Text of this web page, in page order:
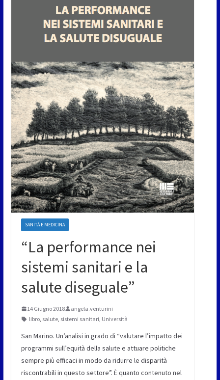
SANITÀ E MEDICINA
“La performance nei
sistemi sanitari e la
salute diseguale”
14 Giugno 2018
angela.venturini
libro, salute, sistemi sanitari, Università
San Marino. Un’analisi in grado di “valutare l’impatto dei
programmi sull’equità della salute e attuare politiche
sempre più efficaci in modo da ridurre le disparità
riscontrabili in questo settore”. È quanto contenuto nel